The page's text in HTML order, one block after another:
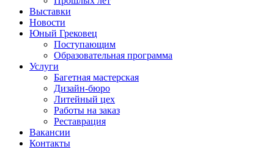
Выставки
Новости
Юный Грековец
Поступающим
Образовательная программа
Услуги
Багетная мастерская
Дизайн-бюро
Литейный цех
Работы на заказ
Реставрация
Вакансии
Контакты